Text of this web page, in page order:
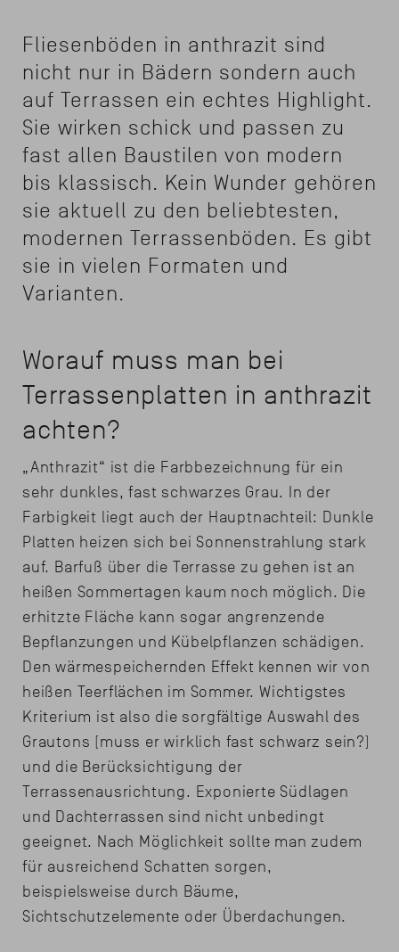
Fliesenböden in anthrazit sind
nicht nur in Bädern sondern auch
auf Terrassen ein echtes Highlight.
Sie wirken schick und passen zu
fast allen Baustilen von modern
bis klassisch. Kein Wunder gehören
sie aktuell zu den beliebtesten,
modernen Terrassenböden. Es gibt
sie in vielen Formaten und
Varianten.
Worauf muss man bei
Terrassenplatten in anthrazit
achten?
„Anthrazit“ ist die Farbbezeichnung für ein
sehr dunkles, fast schwarzes Grau. In der
Farbigkeit liegt auch der Hauptnachteil: Dunkle
Platten heizen sich bei Sonnenstrahlung stark
auf. Barfuß über die Terrasse zu gehen ist an
heißen Sommertagen kaum noch möglich. Die
erhitzte Fläche kann sogar angrenzende
Bepflanzungen und Kübelpflanzen schädigen.
Den wärmespeichernden Effekt kennen wir von
heißen Teerflächen im Sommer. Wichtigstes
Kriterium ist also die sorgfältige Auswahl des
Grautons (muss er wirklich fast schwarz sein?)
und die Berücksichtigung der
Terrassenausrichtung. Exponierte Südlagen
und Dachterrassen sind nicht unbedingt
geeignet. Nach Möglichkeit sollte man zudem
für ausreichend Schatten sorgen,
beispielsweise durch Bäume,
Sichtschutzelemente oder Überdachungen.